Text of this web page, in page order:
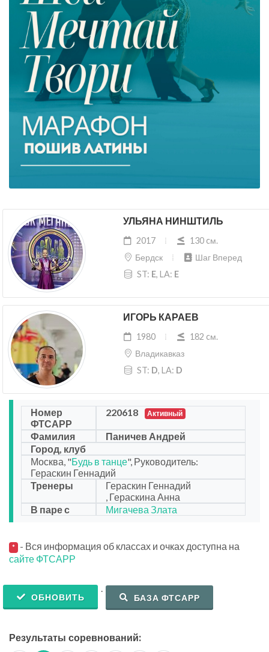
УЛЬЯНА НИНШТИЛЬ
2017
130 cм.
Бердск
Шаг Вперед
ST: E, LA: E
ИГОРЬ КАРАЕВ
1980
182 cм.
Владикавказ
ST: D, LA: D
Номер
ФТСАРР
220618 Активный
Фамилия
Паничев Андрей
Город, клуб
Москва, "Будь в танце", Руководитель:
Гераскин Геннадий
Тренеры
Гераскин Геннадий
, Гераскина Анна
В паре с
Мигачева Злата
* - Вся информация об классах и очках доступна на
сайте ФТСАРР
ОБНОВИТЬ
.
БАЗА ФТСАРР
Результаты соревнований: